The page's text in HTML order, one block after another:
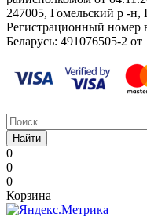
247005, Гомельский р -
Регистрационный номер
Беларусь: ‎491076505-2 от
Найти
0
0
0
Корзина